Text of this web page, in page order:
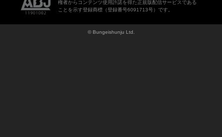
権者からコンテンツ使用許諾を得た正規版配信サービスである
ことを示す登録商標（登録番号6091713号）です。
© Bungeishunju Ltd.